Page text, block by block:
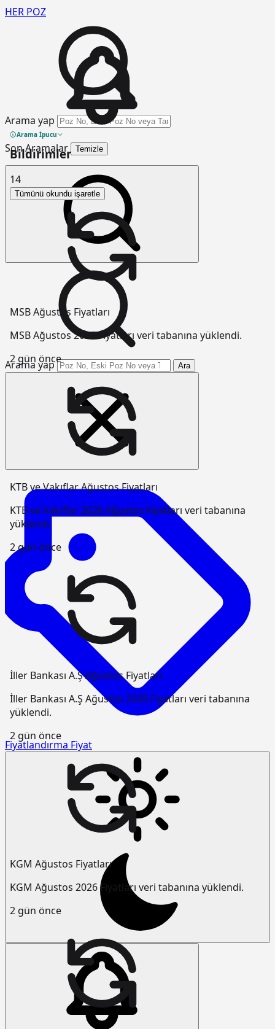
HER POZ
Arama yap
Arama İpucu
Son Aramalar Temizle
Arama yap Ara
Fiyatlandırma Fiyat
Bildirimler
14
Tümünü okundu işaretle
MSB Ağustos Fiyatları
MSB Ağustos 2026 Fiyatları veri tabanına yüklendi.
2 gün önce
KTB ve Vakıflar Ağustos Fiyatları
KTB ve Vakıflar 2026 Ağustos Fiyatları veri tabanına
yüklendi.
2 gün önce
İller Bankası A.Ş Ağustos Fiyatları
İller Bankası A.Ş Ağustos 2026 Fiyatları veri tabanına
yüklendi.
2 gün önce
KGM Ağustos Fiyatları
KGM Ağustos 2026 Fiyatları veri tabanına yüklendi.
2 gün önce